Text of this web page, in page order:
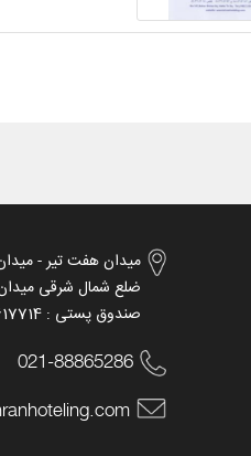
میدان هفت تیر - میدان
ضلع شمال شرقی میدان -
صندوق پستی : 1579617714
021-88865286